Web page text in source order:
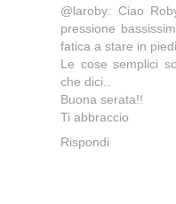
@laroby: Ciao
pressione
fatica a stare in
Le cose semplici
che dici..
Buona serata!!
Ti abbraccio
Rispondi